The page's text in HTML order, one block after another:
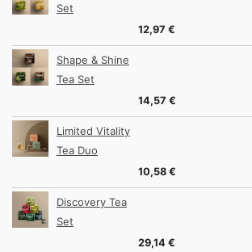
Set
12,97 €
Shape & Shine
Tea Set
14,57 €
Limited Vitality
Tea Duo
10,58 €
Discovery Tea
Set
29,14 €